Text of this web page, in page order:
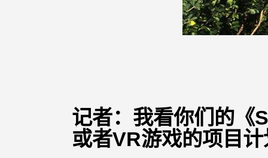
记者：我看你们的《
或者VR游戏的项目